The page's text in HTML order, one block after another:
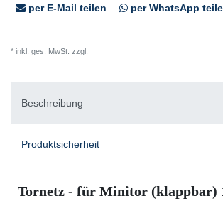
per E-Mail teilen per WhatsApp
* inkl. ges. MwSt. zzgl.
Beschreibung
Produktsicherheit
Tornetz - für Minitor (klappbar)